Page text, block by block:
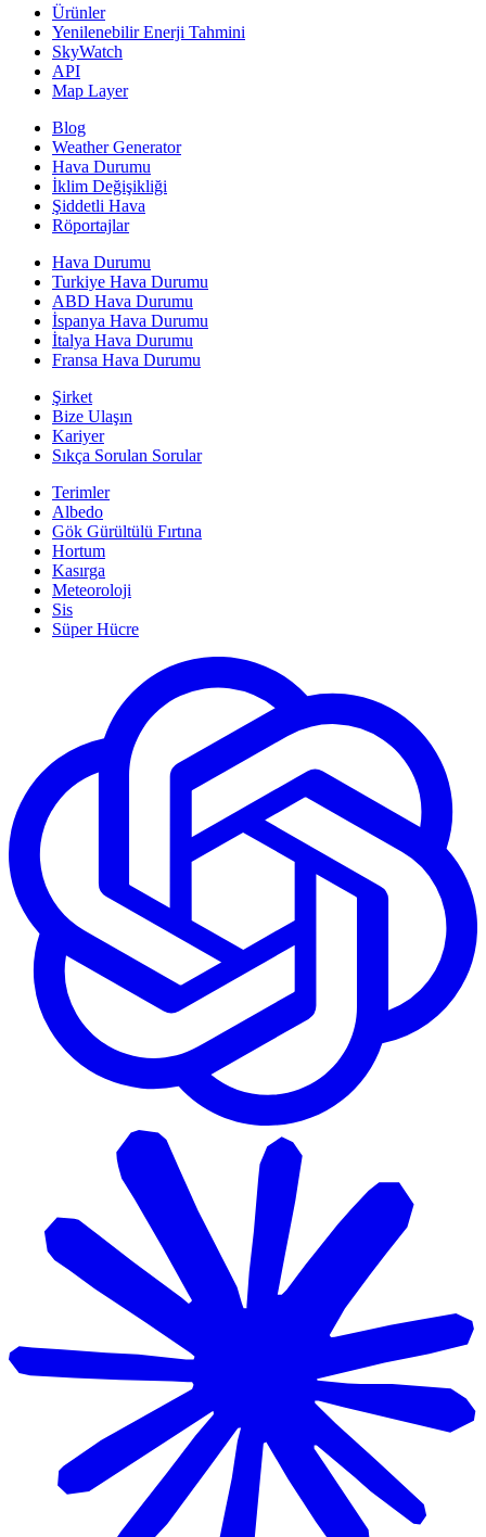
Ürünler
Yenilenebilir Enerji Tahmini
SkyWatch
API
Map Layer
Blog
Weather Generator
Hava Durumu
İklim Değişikliği
Şiddetli Hava
Röportajlar
Hava Durumu
Turkiye Hava Durumu
ABD Hava Durumu
İspanya Hava Durumu
İtalya Hava Durumu
Fransa Hava Durumu
Şirket
Bize Ulaşın
Kariyer
Sıkça Sorulan Sorular
Terimler
Albedo
Gök Gürültülü Fırtına
Hortum
Kasırga
Meteoroloji
Sis
Süper Hücre